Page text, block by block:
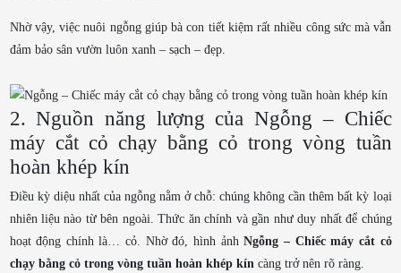
Nhờ vậy, việc nuôi ngỗng giúp bà con tiết kiệm rất nhiều công sức mà vẫn
đảm bảo sân vườn luôn xanh – sạch – đẹp.
2. Nguồn năng lượng của Ngỗng – Chiếc
máy cắt cỏ chạy bằng cỏ trong vòng tuần
hoàn khép kín
Điều kỳ diệu nhất của ngỗng nằm ở chỗ: chúng không cần thêm bất kỳ loại
nhiên liệu nào từ bên ngoài. Thức ăn chính và gần như duy nhất để chúng
hoạt động chính là… cỏ. Nhờ đó, hình ảnhNgỗng – Chiếc máy cắt cỏ
chạy bằng cỏ trong vòng tuần hoàn khép kíncàng trở nên rõ ràng.